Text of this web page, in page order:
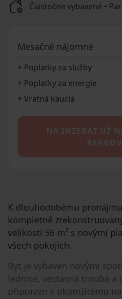
Čiastočne vybavené •
Mesačné nájomné
+ Poplatky za služby
+ Poplatky za energie
+ Vratná kaucia
NA INZERÁT UŽ
K dlouhodobému
kompletně
velikosti 56 m² s novými
všech pokojích.
Byt je vybaven novými
lednice, vestavná trouba a
připraven k okamžitému